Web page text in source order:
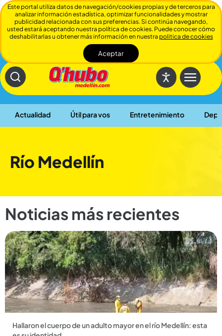
Actualidad Útil para vos Entretenimiento
Cerrar
Río Medellín
Noticias más recientes
Hallaron el cuerpo de un adulto mayor en el río Medellín: esta
Este portal utiliza datos de navegación/cookies propias y de terceros para
analizar información estadística, optimizar funcionalidades y mostrar
publicidad relacionada con sus preferencias. Si continúa navegando,
usted estará aceptando nuestra política de cookies. Puede conocer cómo
deshabilitarlas u obtener más información en nuestra politica de cookies
Aceptar